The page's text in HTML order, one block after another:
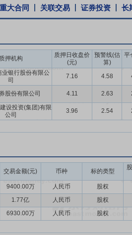
费后增加净利润约380万元。截至本公
重大合同 关联交易 证券投资 长
质押机构
质押日收盘价
(元)
预警线(估
算)
平
业银行股份有限公
司
7.16 4.58
股份有限公司 4.11 2.63
设投资(集团)有限
公司
3.96 2.54
交易金额(元) 币种 标的类型
9400.00万 人民币 股权
1.77亿 人民币 股权
6930.00万 人民币 股权